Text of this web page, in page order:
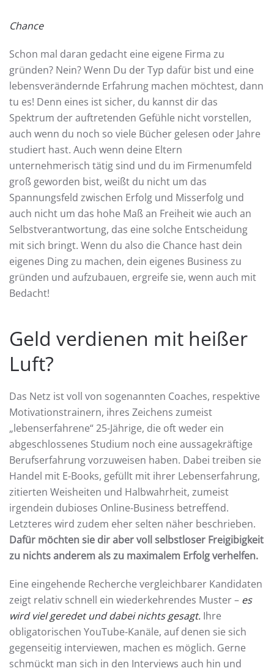
Chance
Schon mal daran gedacht eine eigene Firma zu
gründen? Nein? Wenn Du der Typ dafür bist und eine
lebensverändernde Erfahrung machen möchtest, dann
tu es! Denn eines ist sicher, du kannst dir das
Spektrum der auftretenden Gefühle nicht vorstellen,
auch wenn du noch so viele Bücher gelesen oder Jahre
studiert hast. Auch wenn deine Eltern
unternehmerisch tätig sind und du im Firmenumfeld
groß geworden bist, weißt du nicht um das
Spannungsfeld zwischen Erfolg und Misserfolg und
auch nicht um das hohe Maß an Freiheit wie auch an
Selbstverantwortung, das eine solche Entscheidung
mit sich bringt. Wenn du also die Chance hast dein
eigenes Ding zu machen, dein eigenes Business zu
gründen und aufzubauen, ergreife sie, wenn auch mit
Bedacht!
Geld verdienen mit heißer
Luft?
Das Netz ist voll von sogenannten Coaches, respektive
Motivationstrainern, ihres Zeichens zumeist
„lebenserfahrene“ 25-Jährige, die oft weder ein
abgeschlossenes Studium noch eine aussagekräftige
Berufserfahrung vorzuweisen haben. Dabei treiben sie
Handel mit E-Books, gefüllt mit ihrer Lebenserfahrung,
zitierten Weisheiten und Halbwahrheit, zumeist
irgendein dubioses Online-Business betreffend.
Letzteres wird zudem eher selten näher beschrieben.
Dafür möchten sie dir aber voll selbstloser Freigibigkeit
zu nichts anderem als zu maximalem Erfolg verhelfen.
Eine eingehende Recherche vergleichbarer Kandidaten
zeigt relativ schnell ein wiederkehrendes Muster – es
wird viel geredet und dabei nichts gesagt. Ihre
obligatorischen YouTube-Kanäle, auf denen sie sich
gegenseitig interviewen, machen es möglich. Gerne
schmückt man sich in den Interviews auch hin und